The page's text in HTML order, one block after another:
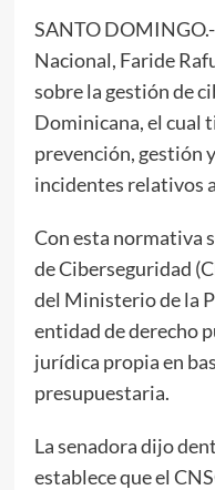
SANTO
Nacional, Faride
sobre la gestión de
Dominicana, el cual
prevención, gestión
incidentes relativos
Con esta normativa
de Ciberseguridad
del Ministerio de la
entidad de derecho
jurídica propia en
presupuestaria.
La senadora dijo
establece que el